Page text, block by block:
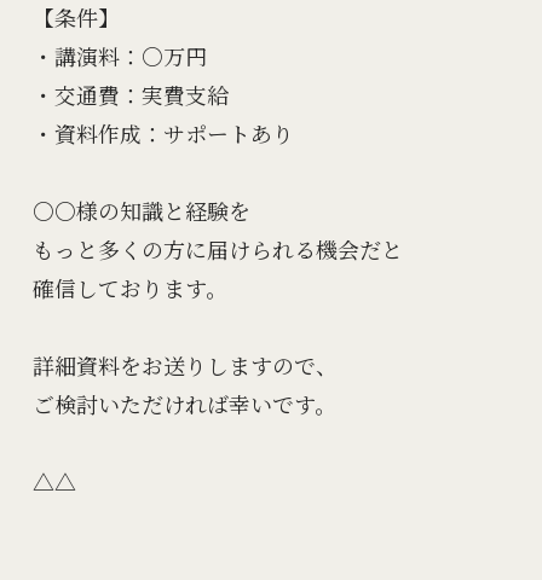
【条件】
・講演料：○万円
・交通費：実費支給
・資料作成：サポートあり
○○様の知識と経験を
もっと多くの方に届けられる機会だと
確信しております。
詳細資料をお送りしますので、
ご検討いただければ幸いです。